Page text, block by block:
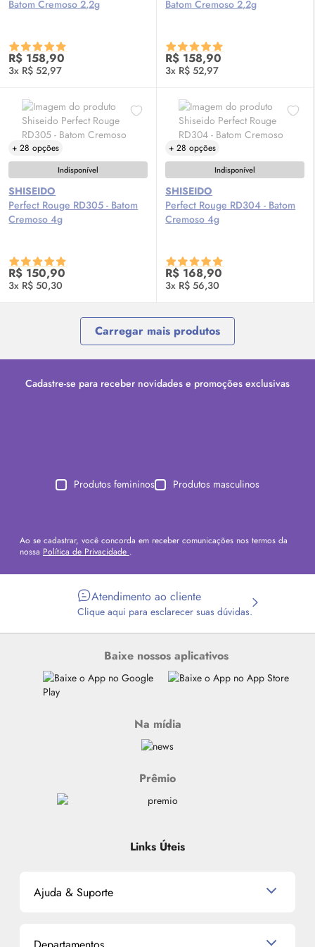
Batom Cremoso 2,2g
R$ 158,90
3x R$ 52,97
Batom Cremoso 2,2g
R$ 158,90
3x R$ 52,97
+ 28 opções
Indisponível
SHISEIDO
Perfect Rouge RD305 - Batom
Cremoso 4g
R$ 150,90
3x R$ 50,30
+ 28 opções
Indisponível
SHISEIDO
Perfect Rouge RD304 - Batom
Cremoso 4g
R$ 168,90
3x R$ 56,30
Carregar mais produtos
Cadastre-se para receber novidades e promoções exclusivas
Produtos femininos Produtos masculinos
Ao se cadastrar, você concorda em receber comunicações nos termos da
nossa Política de Privacidade .
Atendimento ao cliente
Clique aqui para esclarecer suas dúvidas.
Baixe nossos aplicativos
Na mídia
Prêmio
Links Úteis
Ajuda & Suporte